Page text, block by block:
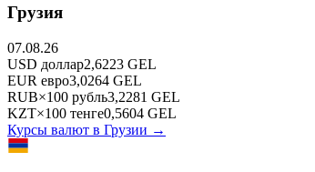
Грузия
07.08.26
USD доллар2,6223 GEL
EUR евро3,0264 GEL
RUB×100 рубль3,2281 GEL
KZT×100 тенге0,5604 GEL
Курсы валют в Грузии →